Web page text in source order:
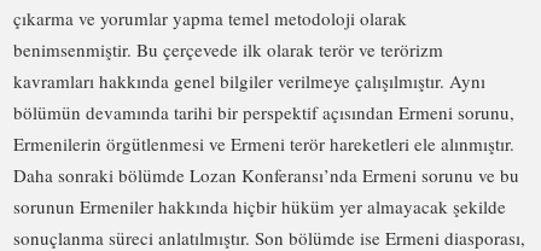
çıkarma ve yorumlar yapma temel metodoloji olarak
benimsenmiştir. Bu çerçevede ilk olarak terör ve terörizm
kavramları hakkında genel bilgiler verilmeye çalışılmıştır. Aynı
bölümün devamında tarihi bir perspektif açısından Ermeni sorunu,
Ermenilerin örgütlenmesi ve Ermeni terör hareketleri ele alınmıştır.
Daha sonraki bölümde Lozan Konferansı’nda Ermeni sorunu ve bu
sorunun Ermeniler hakkında hiçbir hüküm yer almayacak şekilde
sonuçlanma süreci anlatılmıştır. Son bölümde ise Ermeni diasporası,